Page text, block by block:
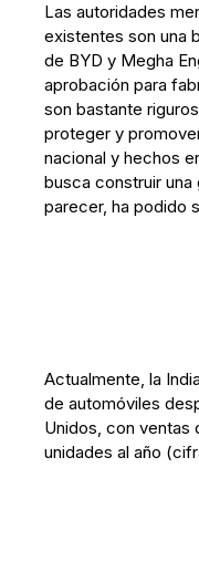
Las autoridades
existentes son una
de BYD y Megha
aprobación para
son bastante
proteger y
nacional y hechos
busca construir una
parecer, ha podido
Actualmente, la
de automóviles
Unidos, con ventas
unidades al año